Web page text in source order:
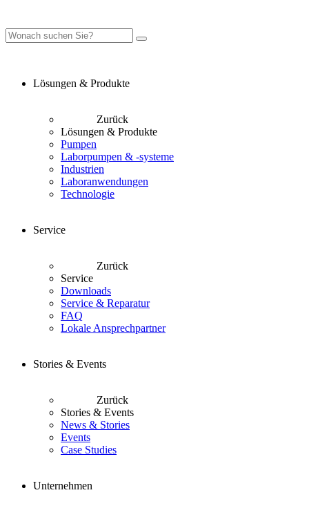
Lösungen & Produkte
Zurück
Lösungen & Produkte
Pumpen
Laborpumpen & -systeme
Industrien
Laboranwendungen
Technologie
Service
Zurück
Service
Downloads
Service & Reparatur
FAQ
Lokale Ansprechpartner
Stories & Events
Zurück
Stories & Events
News & Stories
Events
Case Studies
Unternehmen